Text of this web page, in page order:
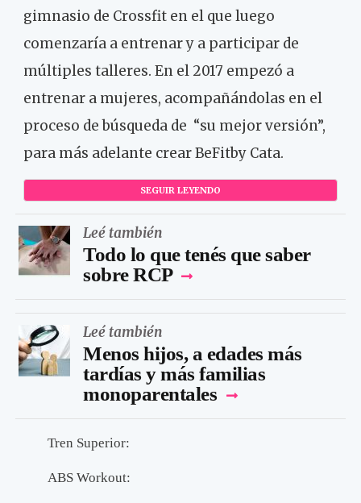
gimnasio de Crossfit en el que luego
comenzaría a entrenar y a participar de
múltiples talleres. En el 2017 empezó a
entrenar a mujeres, acompañándolas en el
proceso de búsqueda de “su mejor versión”,
para más adelante crear BeFitby Cata.
SEGUIR LEYENDO
Leé también
Todo lo que tenés que saber
sobre RCP
Leé también
Menos hijos, a edades más
tardías y más familias
monoparentales
Tren Superior:
ABS Workout: